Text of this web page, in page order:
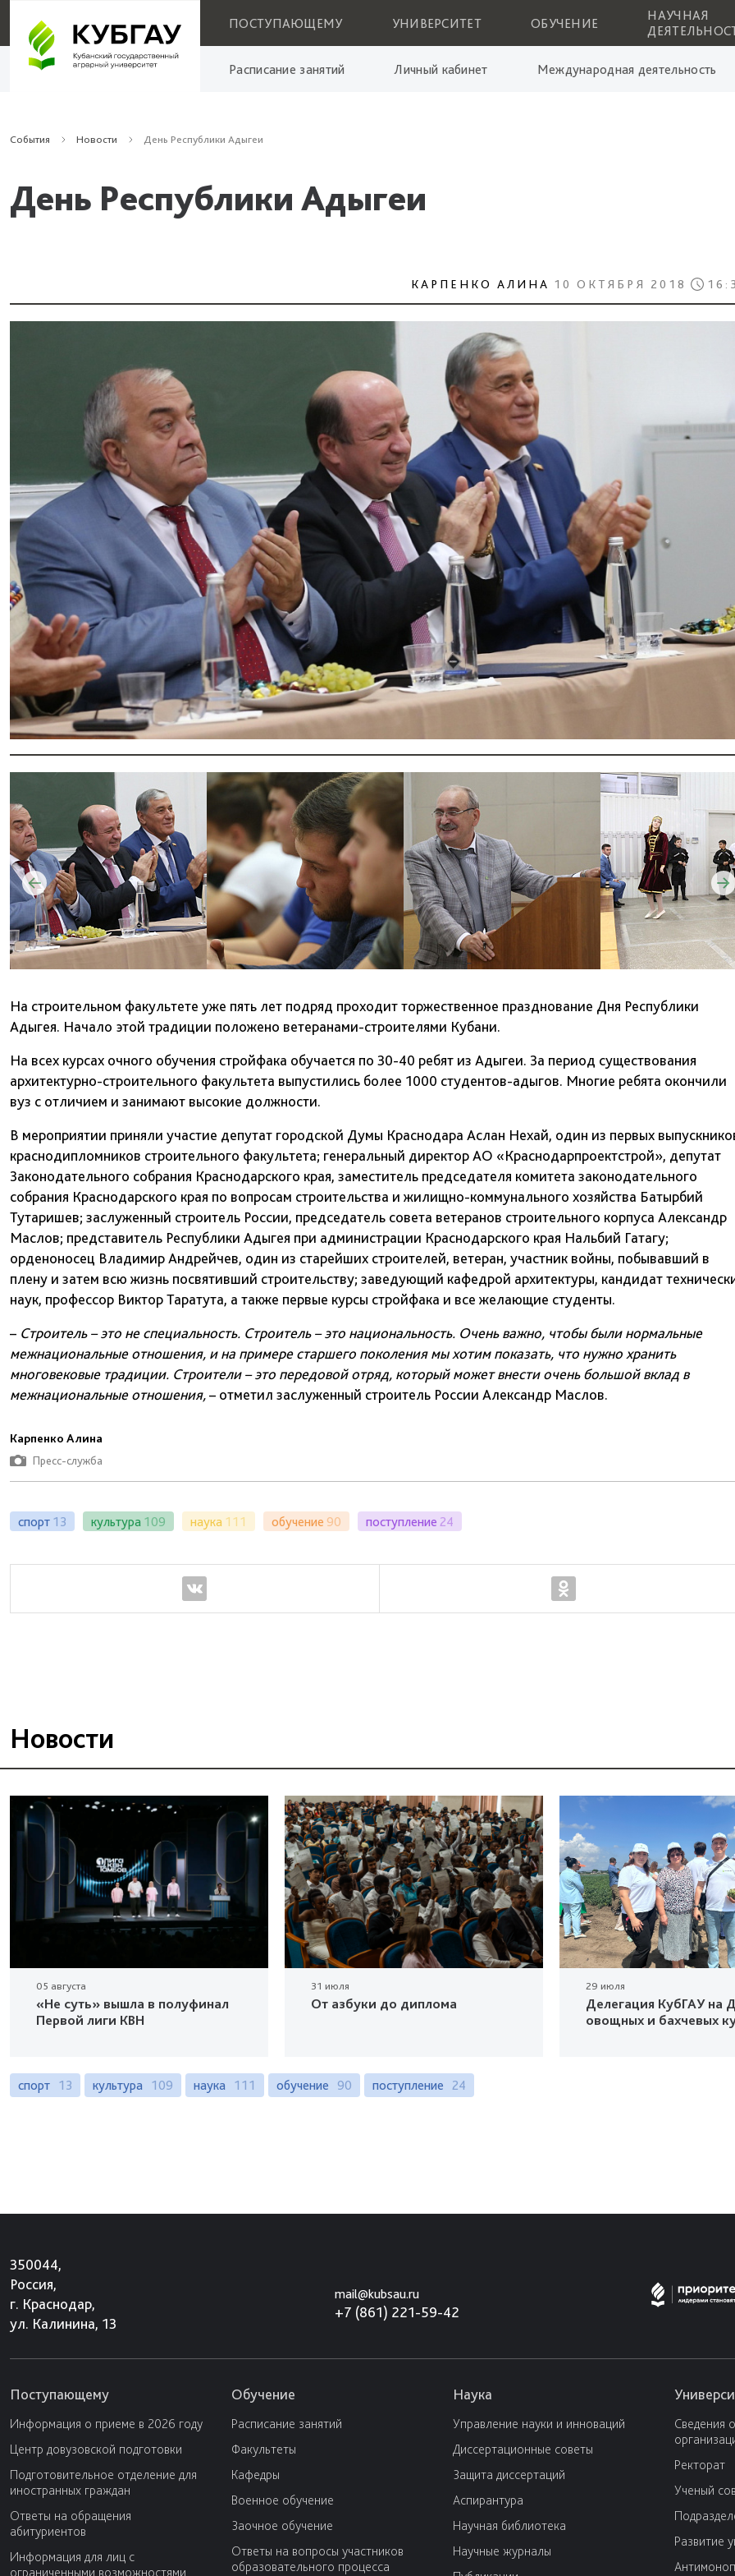
ПОСТУПАЮЩЕМУ УНИВЕРСИТЕТ ОБУЧЕНИЕ
НАУЧНАЯ
Расписание занятий Личный кабинет Международная деятельность
События Новости День Республики Адыгеи
День Республики Адыгеи
КАРПЕНКО АЛИНА 10 ОКТЯБРЯ 2018
На строительном факультете уже пять лет подряд проходит торжественное празднование Дня Республики
Адыгея. Начало этой традиции положено ветеранами-строителями Кубани.
На всех курсах очного обучения стройфака обучается по 30-40 ребят из Адыгеи. За период существования
архитектурно-строительного факультета выпустились более 1000 студентов-адыгов. Многие ребята окончили
вуз с отличием и занимают высокие должности.
В мероприятии приняли участие депутат городской Думы Краснодара Аслан Нехай, один из первых
краснодипломников строительного факультета; генеральный директор АО «Краснодарпроектстрой», депутат
Законодательного собрания Краснодарского края, заместитель председателя комитета законодательного
собрания Краснодарского края по вопросам строительства и жилищно-коммунального хозяйства Батырбий
Тутаришев; заслуженный строитель России, председатель совета ветеранов строительного корпуса Александр
Маслов; представитель Республики Адыгея при администрации Краснодарского края Нальбий Гатагу;
орденоносец Владимир Андрейчев, один из старейших строителей, ветеран, участник войны, побывавший в
плену и затем всю жизнь посвятивший строительству; заведующий кафедрой архитектуры, кандидат
наук, профессор Виктор Таратута, а также первые курсы стройфака и все желающие студенты.
– Строитель – это не специальность. Строитель – это национальность. Очень важно, чтобы были нормальные
межнациональные отношения, и на примере старшего поколения мы хотим показать, что нужно хранить
многовековые традиции. Строители – это передовой отряд, который может внести очень большой вклад в
межнациональные отношения,– отметил заслуженный строитель России Александр Маслов.
Карпенко Алина
Пресс-служба
спорт 13 культура 109 наука 111 обучение 90 поступление 24
Новости
05 августа
«Не суть» вышла в полуфинал
Первой лиги КВН
31 июля
От азбуки до диплома
29 июля
Делегация КубГАУ на
овощных и бахчевых
спорт 13 культура 109 наука 111 обучение 90 поступление 24
350044,
Россия,
г. Краснодар,
ул. Калинина, 13
mail@kubsau.ru
+7 (861) 221-59-42
Поступающему
Информация о приеме в 2026 году
Центр довузовской подготовки
Подготовительное отделение для
иностранных граждан
Ответы на обращения
абитуриентов
Информация для лиц с
ограниченными возможностями
Обучение
Расписание занятий
Факультеты
Кафедры
Военное обучение
Заочное обучение
Ответы на вопросы участников
образовательного процесса
Наука
Управление науки и инноваций
Диссертационные советы
Защита диссертаций
Аспирантура
Научная библиотека
Научные журналы
Сведения
Ректорат
Ученый
Развитие